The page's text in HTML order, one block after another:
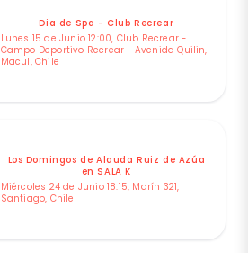
Dia de Spa - Club Recrear
Lunes 15 de Junio 12:00, Club Recrear -
Campo Deportivo Recrear - Avenida Quilin,
Macul, Chile
Los Domingos de Alauda Ruiz de Azúa
en SALA K
Miércoles 24 de Junio 18:15, Marín 321,
Santiago, Chile